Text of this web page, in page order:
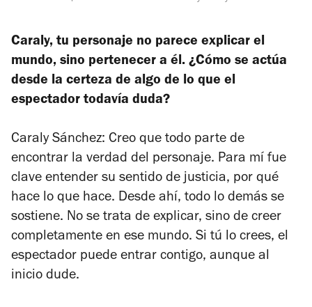
Caraly, tu personaje no parece explicar el
mundo, sino pertenecer a él. ¿Cómo se actúa
desde la certeza de algo de lo que el
espectador todavía duda?
Caraly Sánchez: Creo que todo parte de
encontrar la verdad del personaje. Para mí fue
clave entender su sentido de justicia, por qué
hace lo que hace. Desde ahí, todo lo demás se
sostiene. No se trata de explicar, sino de creer
completamente en ese mundo. Si tú lo crees, el
espectador puede entrar contigo, aunque al
inicio dude.